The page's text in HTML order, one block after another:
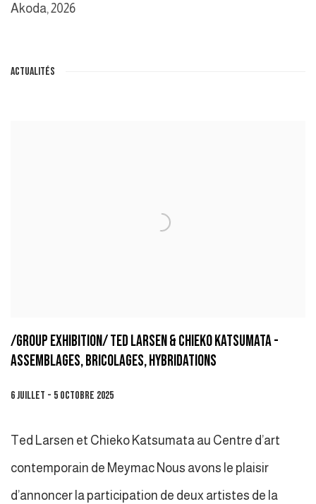
Akoda, 2026
ACTUALITÉS
/GROUP EXHIBITION/ TED LARSEN & CHIEKO KATSUMATA -
ASSEMBLAGES, BRICOLAGES, HYBRIDATIONS
6 JUILLET - 5 OCTOBRE 2025
Ted Larsen et Chieko Katsumata au Centre d’art
contemporain de Meymac Nous avons le plaisir
d’annoncer la participation de deux artistes de la